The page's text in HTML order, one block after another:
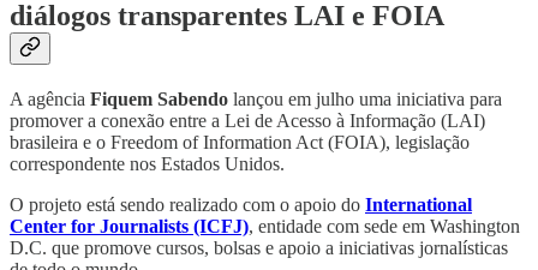
diálogos transparentes LAI e FOIA
A agência Fiquem Sabendo lançou em julho uma iniciativa para
promover a conexão entre a Lei de Acesso à Informação (LAI)
brasileira e o Freedom of Information Act (FOIA), legislação
correspondente nos Estados Unidos.
O projeto está sendo realizado com o apoio do International
Center for Journalists (ICFJ), entidade com sede em Washington
D.C. que promove cursos, bolsas e apoio a iniciativas jornalísticas